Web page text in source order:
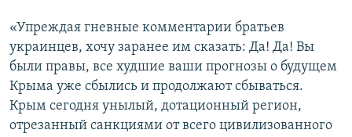
«Упреждая гневные комментарии братьев
украинцев, хочу заранее им сказать: Да! Да! Вы
были правы, все худшие ваши прогнозы о будущем
Крыма уже сбылись и продолжают сбываться.
Крым сегодня унылый, дотационный регион,
отрезанный санкциями от всего цивилизованного